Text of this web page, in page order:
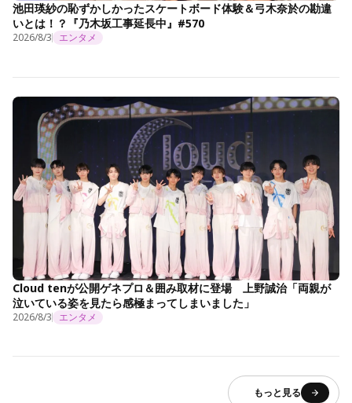
池田瑛紗の恥ずかしかったスケートボード体験＆弓木奈於の勘違
いとは！？『乃木坂工事延長中』#570
2026/8/3 エンタメ
Cloud tenが公開ゲネプロ＆囲み取材に登場 上野誠治「両親が
泣いている姿を見たら感極まってしまいました」
2026/8/3 エンタメ
もっと見る